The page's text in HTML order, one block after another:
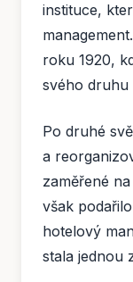
instituce,
roku 1920,
svého druhu
Po druhé
a
zaměřené
však
hotelový
stala jednou